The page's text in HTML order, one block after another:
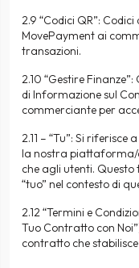
2.9 “Codici QR”:
MovePayment ai
transazioni.
2.10 “Gestire
di Informazione sul
commerciante per
2.11 – “Tu”: Si
la nostra piattaforma/
che agli utenti. Questo
“tuo” nel contesto di
2.12 “Termini e
Tuo Contratto con
contratto che